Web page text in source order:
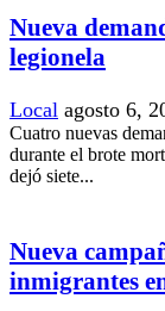
Nueva
legionela
Local agosto 6,
Cuatro nuevas
durante el brote
dejó siete...
Nueva
inmigrantes